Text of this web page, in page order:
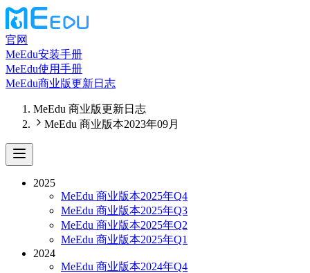
官网
MeEdu安装手册
MeEdu使用手册
MeEdu商业版更新日志
MeEdu 商业版更新日志
MeEdu 商业版本2023年09月
2025
MeEdu 商业版本2025年Q4
MeEdu 商业版本2025年Q3
MeEdu 商业版本2025年Q2
MeEdu 商业版本2025年Q1
2024
MeEdu 商业版本2024年Q4